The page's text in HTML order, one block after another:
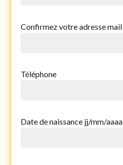
Confirmez votre adresse mail
Téléphone
Date de naissance jj/mm/aaaa